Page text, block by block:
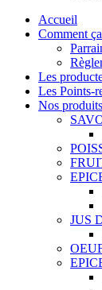
Accueil
Comment
Les
Les Points-
Nos produits
JUS